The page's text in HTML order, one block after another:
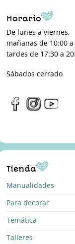
Horario
De lunes a viernes,
mañanas de 10:00
tardes de 17:30 a
Sábados cerrado
Tienda
Manualidades
Para decorar
Temática
Talleres